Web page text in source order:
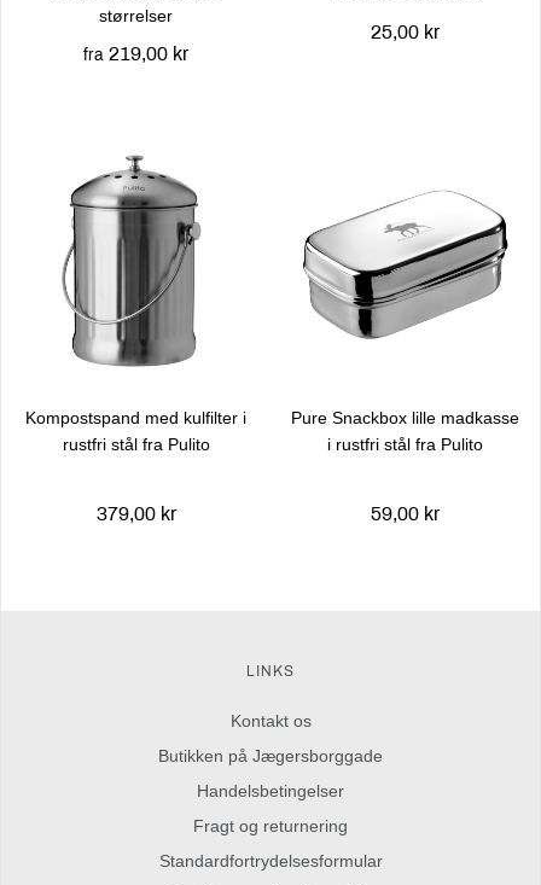
størrelser
fra 219,00 kr
25,00 kr
Kompostspand med kulfilter i
rustfri stål fra Pulito
379,00 kr
Pure Snackbox lille madkasse
i rustfri stål fra Pulito
59,00 kr
LINKS
Kontakt os
Butikken på Jægersborggade
Handelsbetingelser
Fragt og returnering
Standardfortrydelsesformular